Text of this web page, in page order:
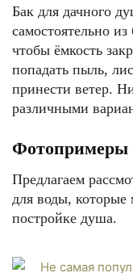
Бак для дачного
самостоятельно
чтобы ёмкость
попадать пыль,
принести ветер.
различными
Фотопримеры
Предлагаем
для воды, которые
постройке душа.